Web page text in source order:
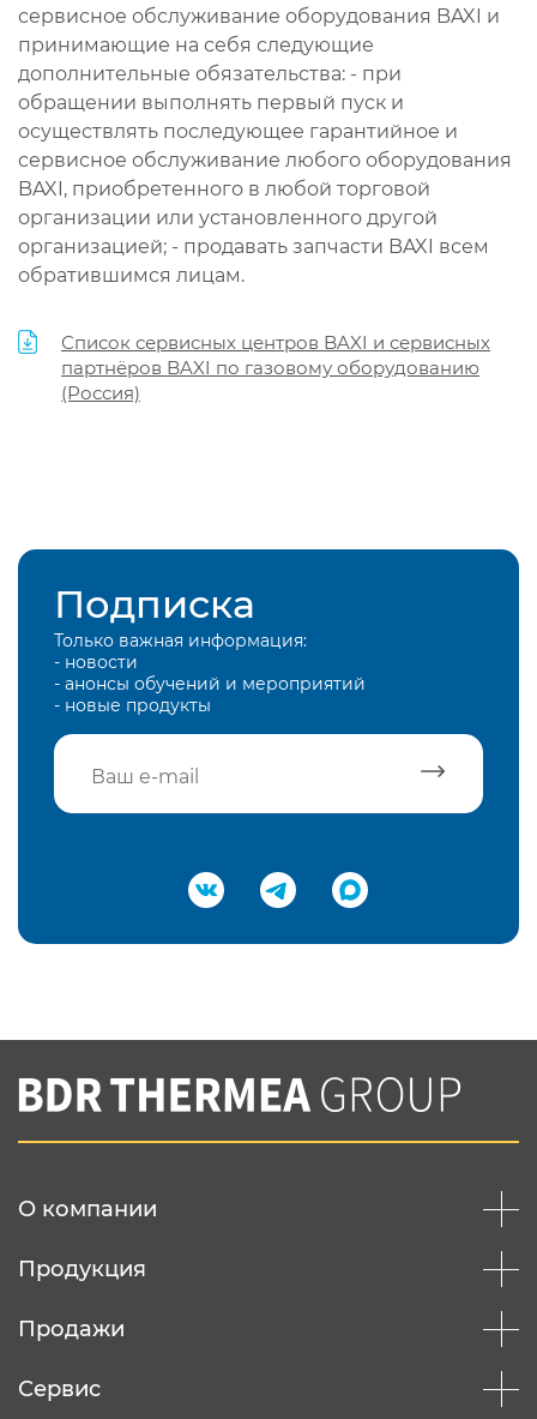
сервисное обслуживание оборудования BAXI и
принимающие на себя следующие
дополнительные обязательства: - при
обращении выполнять первый пуск и
осуществлять последующее гарантийное и
сервисное обслуживание любого оборудования
BAXI, приобретенного в любой торговой
организации или установленного другой
организацией; - продавать запчасти BAXI всем
обратившимся лицам.
Список сервисных центров BAXI и сервисных
партнёров BAXI по газовому оборудованию
(Россия)
Подписка
Только важная информация:
- новости
- анонсы обучений и мероприятий
- новые продукты
Подтвердить e-mail
Вы соглашаетесь с нашей политикой
конфеденциальности
О компании
Продукция
Продажи
Сервис